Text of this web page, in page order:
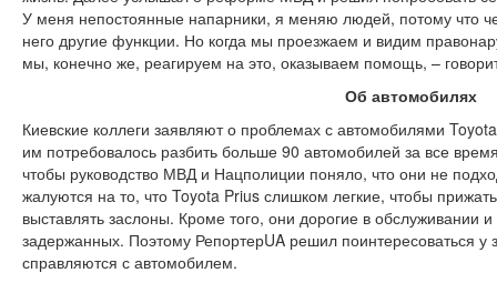
У меня непостоянные напарники, я меняю людей, потому что
него другие функции. Но когда мы проезжаем и видим
мы, конечно же, реагируем на это, оказываем помощь, –
Об автомобилях
Киевские коллеги заявляют о проблемах с автомобилями
им потребовалось разбить больше 90 автомобилей за все
чтобы руководство МВД и Нацполиции поняло, что они не
жалуются на то, что Toyota Prius слишком легкие, чтобы
выставлять заслоны. Кроме того, они дорогие в обслуживании
задержанных. Поэтому РепортерUA решил поинтересоваться у
справляются с автомобилем.